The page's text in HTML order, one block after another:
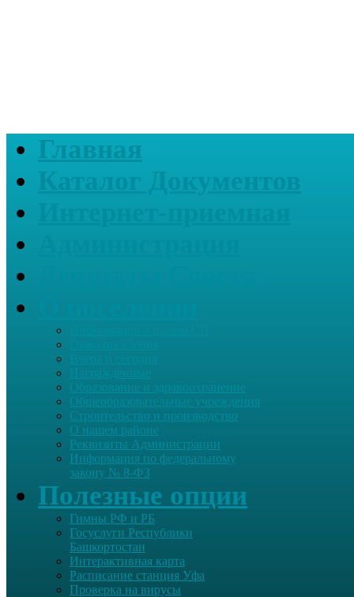
Главная
Награжденные
Образование и здравоохранение
Общеобразовательные учреждения
Строительство и производство
О нашем районе
Реквизиты Администрации
Информация по федеральному
закону № 8-ФЗ
Полезные опции
Гимны РФ и РБ
Госуслуги Республики
Башкортостан
Интерактивная карта
Расписание станция Уфа
Проверка на вирусы